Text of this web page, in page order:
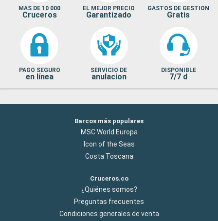
MAS DE 10 000
Cruceros
EL MEJOR PRECIO
Garantizado
GASTOS DE GESTION
Gratis
PAGO SEGURO
en línea
SERVICIO DE
anulacion
DISPONIBLE
7/7 d
Barcos más populares
MSC World Europa
Icon of the Seas
Costa Toscana
Cruceros.co
¿Quiénes somos?
Preguntas frecuentes
Condiciones generales de venta